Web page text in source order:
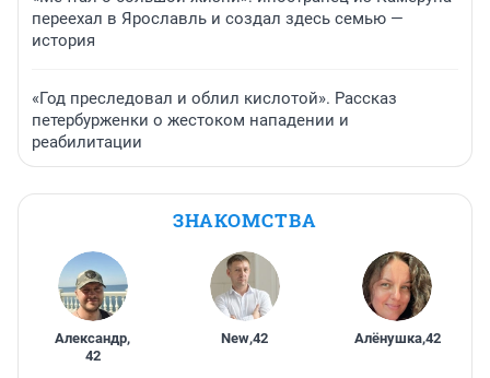
переехал в Ярославль и создал здесь семью —
история
«Год преследовал и облил кислотой». Рассказ
петербурженки о жестоком нападении и
реабилитации
ЗНАКОМСТВА
Александр,
42
New,42 Алёнушка,42